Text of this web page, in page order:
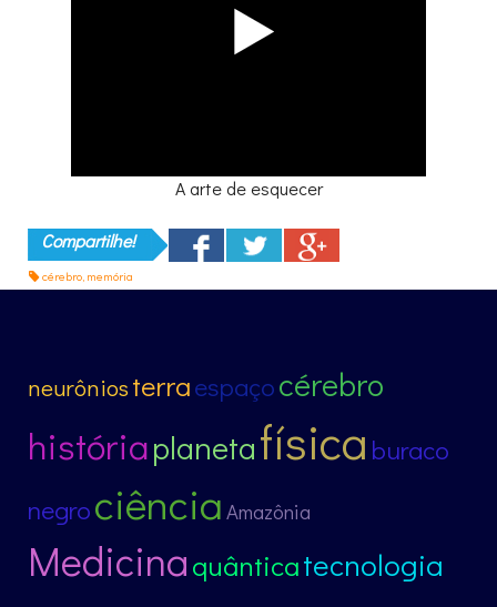
A arte de esquecer
Compartilhe!
cérebro, memória
neurôniosterraespaçocérebro
históriaplanetafísica buraco
negrociência Amazônia
Medicinaquânticatecnologia